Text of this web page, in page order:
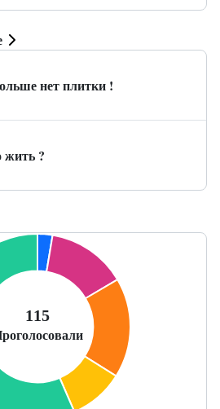
нет плитки !
жить ?